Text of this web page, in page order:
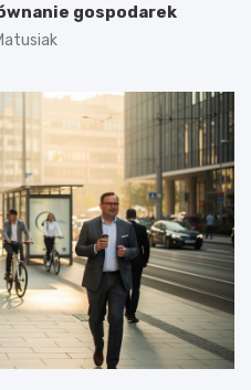
gospodarek